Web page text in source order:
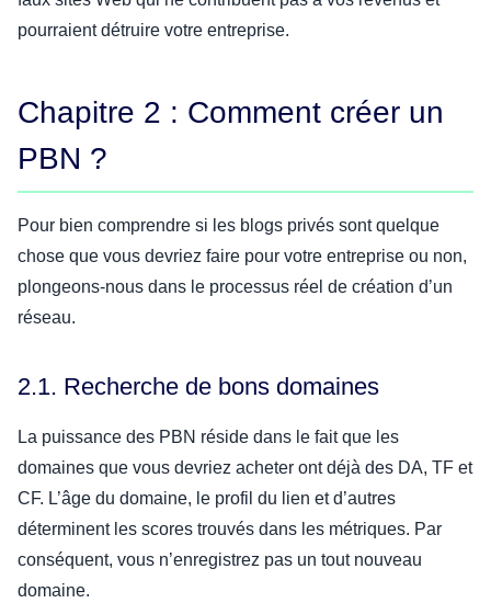
pourraient détruire votre entreprise.
Chapitre 2 : Comment créer un
PBN ?
Pour bien comprendre si les blogs privés sont quelque
chose que vous devriez faire pour votre entreprise ou non,
plongeons-nous dans le processus réel de création d’un
réseau.
2.1. Recherche de bons domaines
La puissance des PBN réside dans le fait que les
domaines que vous devriez acheter ont déjà des DA, TF et
CF. L’âge du domaine, le profil du lien et d’autres
déterminent les scores trouvés dans les métriques. Par
conséquent, vous n’enregistrez pas un tout nouveau
domaine.